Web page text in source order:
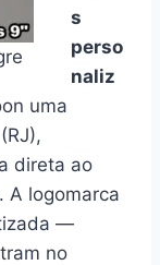
s
perso
naliz
uma
direta ao
A logomarca
—
no